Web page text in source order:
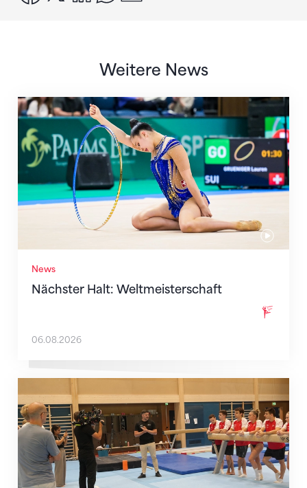
Weitere News
News
Nächster Halt: Weltmeisterschaft
Nächster Halt: Weltmeisterschaft
06.08.2026
Mit klaren Zielen nach Zagreb